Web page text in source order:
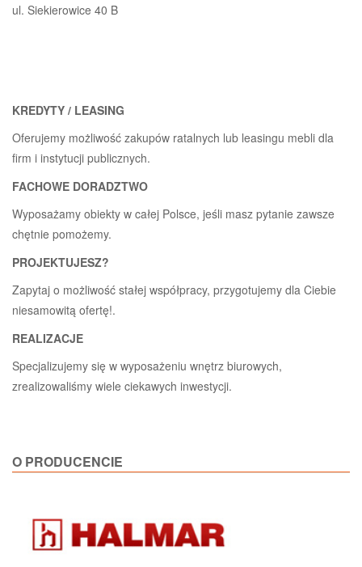
ul. Siekierowice 40 B
KREDYTY / LEASING
Oferujemy możliwość zakupów ratalnych lub leasingu mebli dla
firm i instytucji publicznych.
FACHOWE DORADZTWO
Wyposażamy obiekty w całej Polsce, jeśli masz pytanie zawsze
chętnie pomożemy.
PROJEKTUJESZ?
Zapytaj o możliwość stałej współpracy, przygotujemy dla Ciebie
niesamowitą ofertę!.
REALIZACJE
Specjalizujemy się w wyposażeniu wnętrz biurowych,
zrealizowaliśmy wiele ciekawych inwestycji.
O PRODUCENCIE